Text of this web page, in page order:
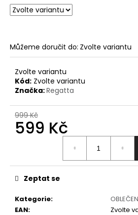
Můžeme doručit do: Zvolte variantu
Zvolte variantu
Kód: Zvolte variantu
Značka:Regatta
999 Kč
599 Kč
Kategorie:
EAN:
Zvolte
Zeptat se
o
p
u
č
u